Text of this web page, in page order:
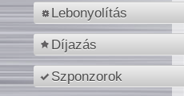
Lebonyolítás
Díjazás
Szponzorok